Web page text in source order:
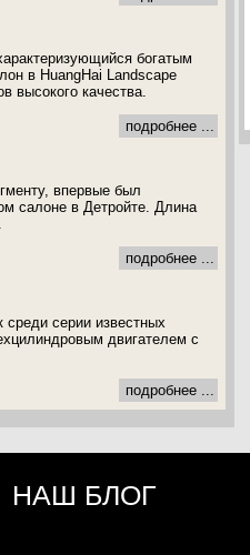
богатым
в HuangHai Landscape
высокого качества.
подробнее ...
впервые был
салоне в Детройте. Длина
подробнее ...
серии известных
двигателем с
подробнее ...
НАШ БЛОГ